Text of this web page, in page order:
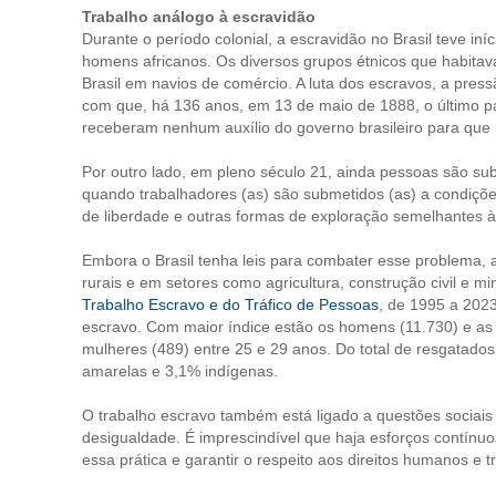
Trabalho análogo à escravidão
Durante o período colonial, a escravidão no Brasil teve
homens africanos. Os diversos grupos étnicos que
Brasil em navios de comércio. A luta dos escravos, a
com que, há 136 anos, em 13 de maio de 1888, o último
receberam nenhum auxílio do governo brasileiro para
Por outro lado, em pleno século 21, ainda pessoas são
quando trabalhadores (as) são submetidos (as) a
de liberdade e outras formas de exploração semelhantes
Embora o Brasil tenha leis para combater esse
rurais e em setores como agricultura, construção civil e
Trabalho Escravo e do Tráfico de Pessoas , de 1995 a
escravo. Com maior índice estão os homens (11.730) e
mulheres (489) entre 25 e 29 anos. Do total de
amarelas e 3,1% indígenas.
O trabalho escravo também está ligado a questões
desigualdade. É imprescindível que haja esforços
essa prática e garantir o respeito aos direitos humanos e